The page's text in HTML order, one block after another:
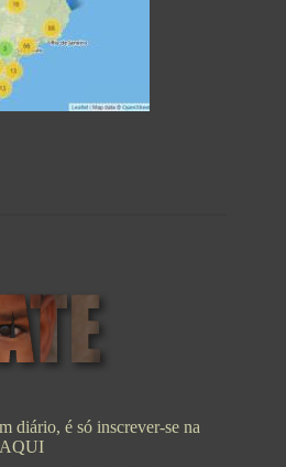
diário, é só inscrever-se na
AQUI